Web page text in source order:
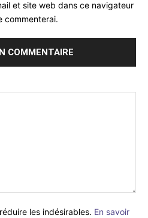
et site web dans ce navigateur
commenterai.
les indésirables. En savoir